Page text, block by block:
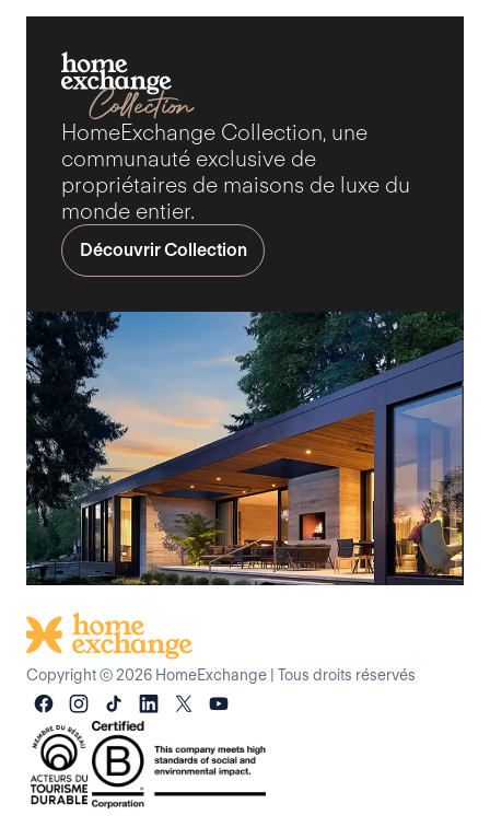
HomeExchange Collection, une
communauté exclusive de
propriétaires de maisons de luxe du
monde entier.
Découvrir Collection
Copyright © 2026 HomeExchange Tous droits réservés